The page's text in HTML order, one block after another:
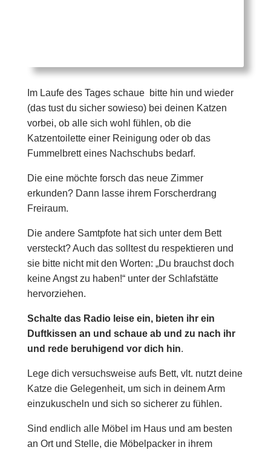
Im Laufe des Tages schaue bitte hin und wieder
(das tust du sicher sowieso) bei deinen Katzen
vorbei, ob alle sich wohl fühlen, ob die
Katzentoilette einer Reinigung oder ob das
Fummelbrett eines Nachschubs bedarf.
Die eine möchte forsch das neue Zimmer
erkunden? Dann lasse ihrem Forscherdrang
Freiraum.
Die andere Samtpfote hat sich unter dem Bett
versteckt? Auch das solltest du respektieren und
sie bitte nicht mit den Worten: „Du brauchst doch
keine Angst zu haben!“ unter der Schlafstätte
hervorziehen.
Schalte das Radio leise ein, bieten ihr ein
Duftkissen an und schaue ab und zu nach ihr
und rede beruhigend vor dich hin.
Lege dich versuchsweise aufs Bett, vlt. nutzt deine
Katze die Gelegenheit, um sich in deinem Arm
einzukuscheln und sich so sicherer zu fühlen.
Sind endlich alle Möbel im Haus und am besten
an Ort und Stelle, die Möbelpacker in ihrem